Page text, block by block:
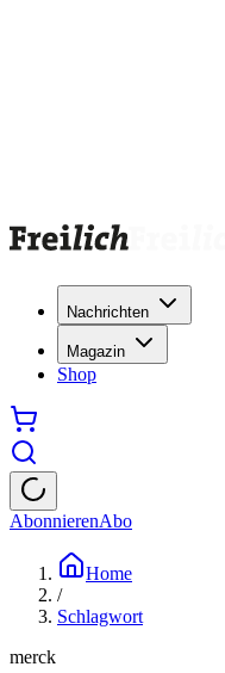
Nachrichten
Magazin
Shop
AbonnierenAbo
Home
/
Schlagwort
merck